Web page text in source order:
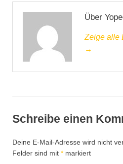
Über
Zeige alle
→
Schreibe einen
Deine E-Mail-Adresse wird nicht
Felder sind mit * markiert